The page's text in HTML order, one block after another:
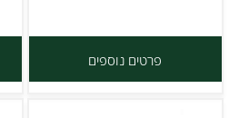
פרטים נוספים